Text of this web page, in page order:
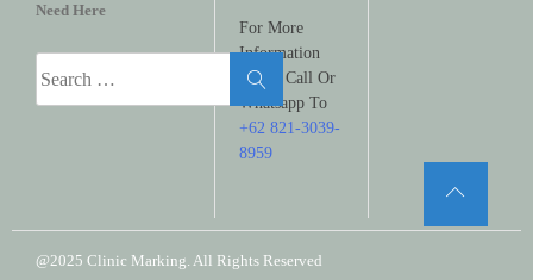
Need Here
For More
Information
Please Call Or
Whatsapp To
+62 821-3039-
8959
@2025 Clinic Marking. All Rights Reserved